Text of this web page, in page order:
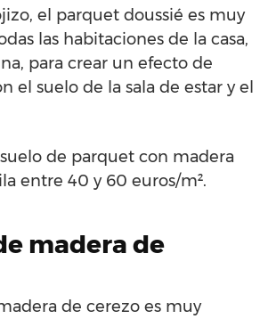
el parquet doussié es muy
las habitaciones de la casa,
para crear un efecto de
el suelo de la sala de estar y el
de parquet con madera
entre 40 y 60 euros/m².
madera de
de cerezo es muy